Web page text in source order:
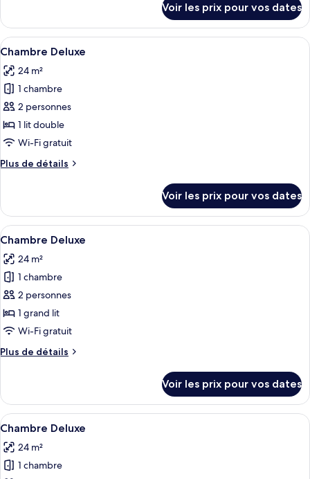
le
type
de
Chambre
Supérieure
Voir les prix pour vos dates
Afficher
toutes
les
photos
pour
ce
type
chambre :
Une chambre d’hôtel avec un lit, un
2
Chambre Deluxe
24 m²
1 chambre
2 personnes
1 lit double
Wi-Fi gratuit
Plus de détails
Plus
le
type
de
Chambre
Deluxe
Voir les prix pour vos dates
Afficher
toutes
les
photos
pour
ce
type
chambre :
Une chambre d’hôtel moderne
2
Chambre Deluxe
24 m²
1 chambre
2 personnes
1 grand lit
Wi-Fi gratuit
Plus de détails
Plus
le
type
de
Chambre
Deluxe
Voir les prix pour vos dates
Afficher
toutes
les
photos
Une chambre d’hôtel avec deux lits,
2
Chambre Deluxe
24 m²
1 chambre